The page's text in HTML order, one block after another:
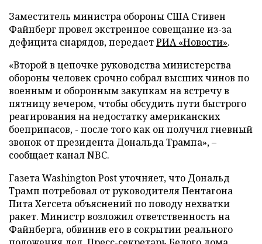
Заместитель министра обороны США Стивен
Файнберг провел экстренное совещание из-за
дефицита снарядов, передаетРИА «Новости».
«Второй в цепочке руководства министерства
обороны человек срочно собрал высших чинов по
военным и оборонным закупкам на встречу в
пятницу вечером, чтобы обсудить пути быстрого
реагирования на недостатку американских
боеприпасов, - после того как он получил гневный
звонок от президента Дональда Трампа», –
сообщает канал NBC.
Газета Washington Post уточняет, что Дональд
Трамп потребовал от руководителя Пентагона
Пита Хегсета объяснений по поводу нехватки
ракет. Министр возложил ответственность на
Файнберга, обвинив его в сокрытии реального